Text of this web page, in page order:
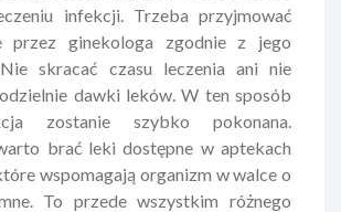
infekcji. Trzeba przyjmować
przez ginekologa zgodnie z jego
Nie skracać czasu leczenia ani nie
dawki leków. W ten sposób
zostanie szybko pokonana.
brać leki dostępne w aptekach
wspomagają organizm w walce o
To przede wszystkim różnego